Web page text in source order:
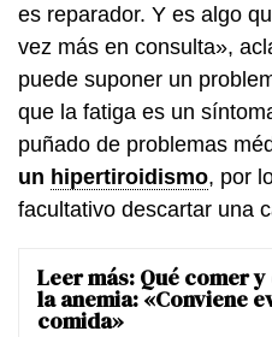
es reparador. Y es algo
vez más en consulta»,
puede suponer un
que la fatiga es un
puñado de problemas
un hipertiroidismo, por
facultativo descartar una
Leer más: Qué comer
la anemia: «Conviene
comida»